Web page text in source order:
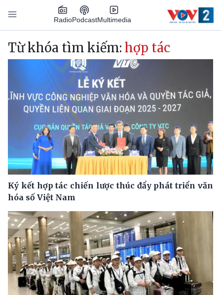
Nhảy đến nội dung
RadioPodcastMultimedia
Main navigation
Từ khóa tìm kiếm: hợp tác
Ký kết hợp tác chiến lược thúc đẩy phát triển văn
hóa số Việt Nam